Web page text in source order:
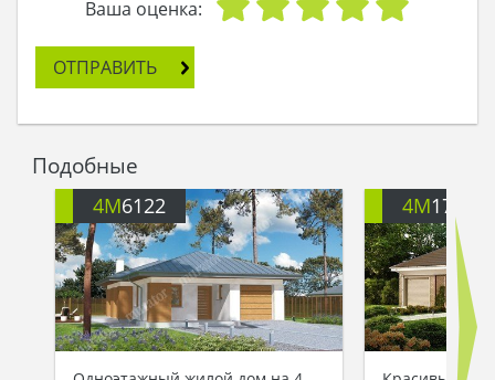
Ваша оценка:
ОТПРАВИТЬ
Подобные
4M6122 4M176